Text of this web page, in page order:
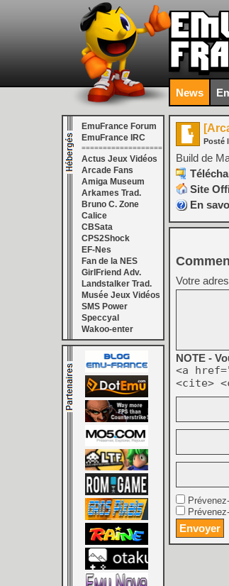
News
EmuFrance Forum
EmuFrance IRC
===================
Actus Jeux Vidéos
Arcade Fans
Amiga Museum
Arkames Trad.
Bruno C. Zone
Calice
CBSata
CPS2Shock
EF-Nes
Fan de la NES
GirlFriend Adv.
Landstalker Trad.
Musée Jeux Vidéos
SMS Power
Speccyal
Wakoo-enter
Posté
Build de
Site
En
Votre
NOTE -
<a
<cite>